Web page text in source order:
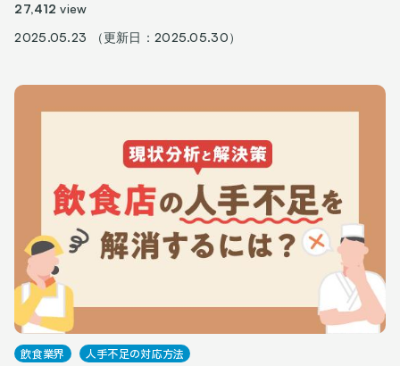
27,412view
2025.05.23 （更新日：2025.05.30）
飲食業界 人手不足の対応方法